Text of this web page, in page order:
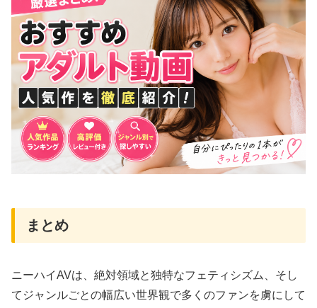
まとめ
ニーハイAVは、絶対領域と独特なフェティシズム、そし
てジャンルごとの幅広い世界観で多くのファンを虜にして